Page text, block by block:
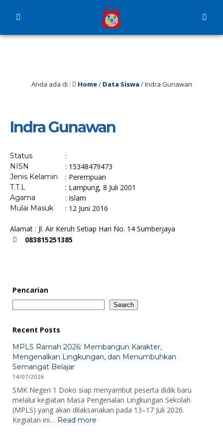
Anda ada di : Home/ Data Siswa /Indra Gunawan
Indra Gunawan
Status :
NISN : 15348479473
Jenis Kelamin : Perempuan
T.T.L : Lampung, 8 Juli 2001
Agama : Islam
Mulai Masuk : 12 Juni 2016
Alamat : Jl. Air Keruh Setiap Hari No. 14 Sumberjaya
083815251385
Pencarian
Search
Recent Posts
MPLS Ramah 2026: Membangun Karakter,
Mengenalkan Lingkungan, dan Menumbuhkan
Semangat Belajar
14/07/2026
SMK Negeri 1 Doko siap menyambut peserta didik baru
melalui kegiatan Masa Pengenalan Lingkungan Sekolah
(MPLS) yang akan dilaksanakan pada 13–17 Juli 2026.
Kegiatan ini… Read more